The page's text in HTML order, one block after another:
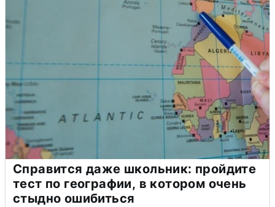
Справится даже школьник: пройдите
тест по географии, в котором очень
стыдно ошибиться